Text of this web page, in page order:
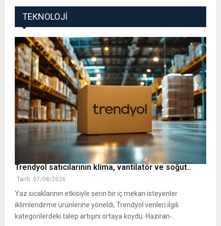
TEKNOLOJI
Trendyol satıcılarının klima, vantilatör ‎ve soğut..
Tarih: 07/08/2026
Yaz sıcaklarının etkisiyle serin bir iç mekan isteyenler
iklimlendirme ürünlerine yöneldi, ‎Trendyol verileri ilgili
kategorilerdeki talep artışını ortaya koydu. Haziran-..